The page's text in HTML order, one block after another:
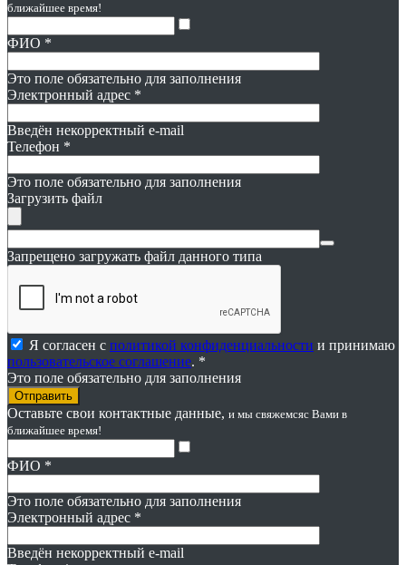
ближайшее время!
ФИО *
Это поле обязательно для заполнения
Электронный адрес *
Введён некорректный e-mail
Телефон *
Это поле обязательно для заполнения
Загрузить файл
Запрещено загружать файл данного типа
Я согласен с политикой конфиденциальности и принимаю
пользовательское соглашение. *
Это поле обязательно для заполнения
Оставьте свои контактные данные, и мы свяжемсяс Вами в
ближайшее время!
ФИО *
Это поле обязательно для заполнения
Электронный адрес *
Введён некорректный e-mail